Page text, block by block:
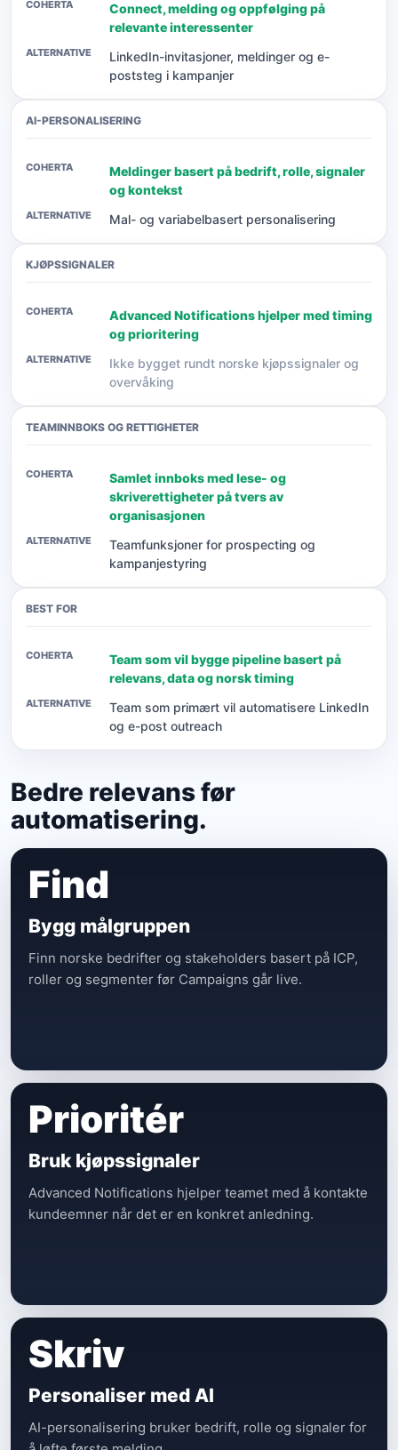
Connect, melding og oppfølging på
relevante interessenter
LinkedIn-invitasjoner, meldinger og e-
poststeg i kampanjer
AI-PERSONALISERING
Meldinger basert på bedrift, rolle, signaler
og kontekst
Mal- og variabelbasert personalisering
KJØPSSIGNALER
Advanced Notifications hjelper med timing
og prioritering
Ikke bygget rundt norske kjøpssignaler og
overvåking
TEAMINNBOKS OG RETTIGHETER
Samlet innboks med lese- og
skriverettigheter på tvers av
organisasjonen
Teamfunksjoner for prospecting og
kampanjestyring
BEST FOR
Team som vil bygge pipeline basert på
relevans, data og norsk timing
Team som primært vil automatisere LinkedIn
og e-post outreach
Bedre relevans før
automatisering.
Find
Bygg målgruppen
Finn norske bedrifter og stakeholders basert på ICP,
roller og segmenter før Campaigns går live.
Prioritér
Bruk kjøpssignaler
Advanced Notifications hjelper teamet med å kontakte
kundeemner når det er en konkret anledning.
Skriv
Personaliser med AI
AI-personalisering bruker bedrift, rolle og signaler for